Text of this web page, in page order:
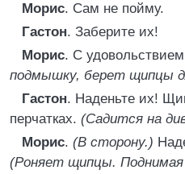
Морис. Сам не пойму.
Гастон. Заберите их!
Морис. С
подмышку, берет щипцы
Гастон. Наденьте их!
перчатках. (Садится на
Морис. (В сторону.)
(Роняет щипцы. Поднимая